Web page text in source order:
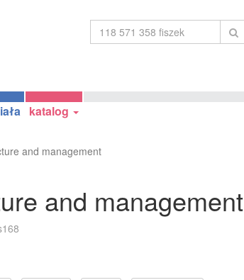
katalog
and management
and management